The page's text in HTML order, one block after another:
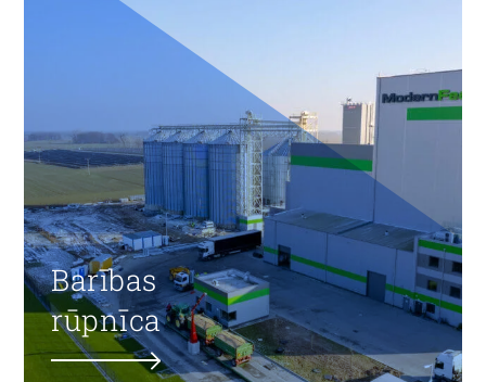
Barības
rūpnīca